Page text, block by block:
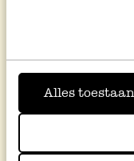
Alles toestaan